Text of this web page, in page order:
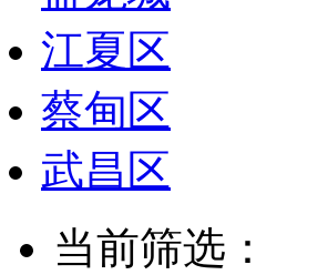
江夏区
蔡甸区
武昌区
当前筛选：